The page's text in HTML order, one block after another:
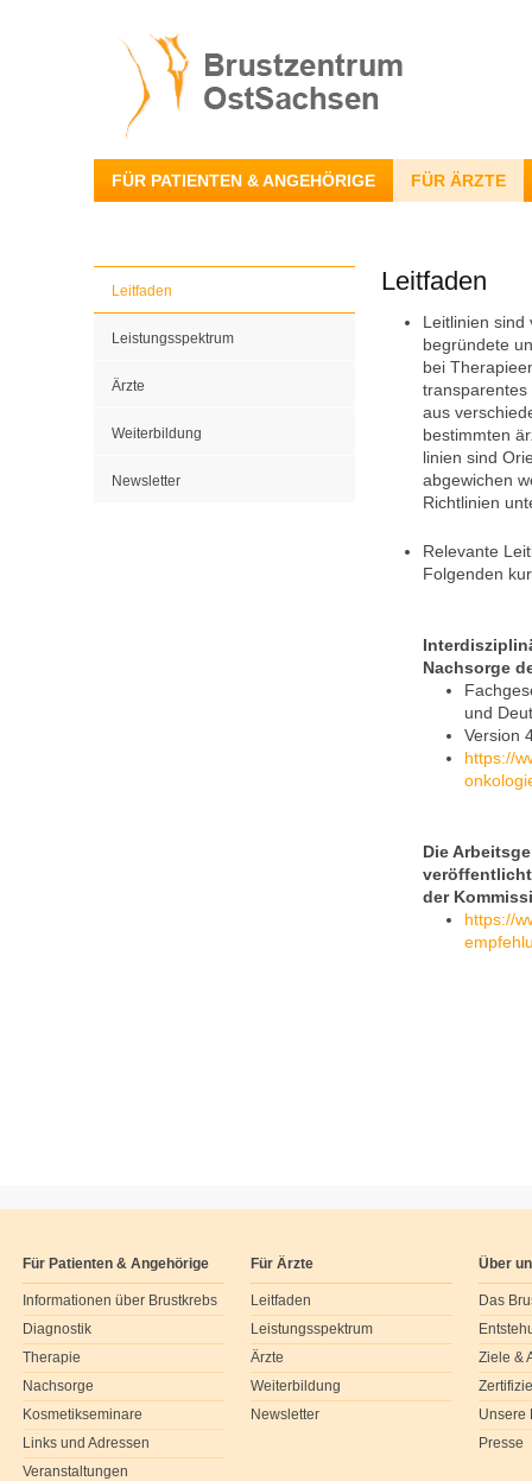
FÜR PATIENTEN & ANGEHÖRIGE FÜR ÄRZTE
Leitfaden
Leistungsspektrum
Ärzte
Weiterbildung
Newsletter
Leitfaden
Leitlinien sind
begründete
bei
transparentes
aus
bestimmten
linien sind
abgewichen
Richtlinien
Relevante
Folgenden
Nachsorge
und
Version
https://
Die
der
https://
Für Patienten & Angehörige
Informationen über Brustkrebs
Diagnostik
Therapie
Nachsorge
Kosmetikseminare
Links und Adressen
Veranstaltungen
Für Ärzte
Leitfaden
Leistungsspektrum
Ärzte
Weiterbildung
Newsletter
Über
Das
Ziele &
Unsere
Presse